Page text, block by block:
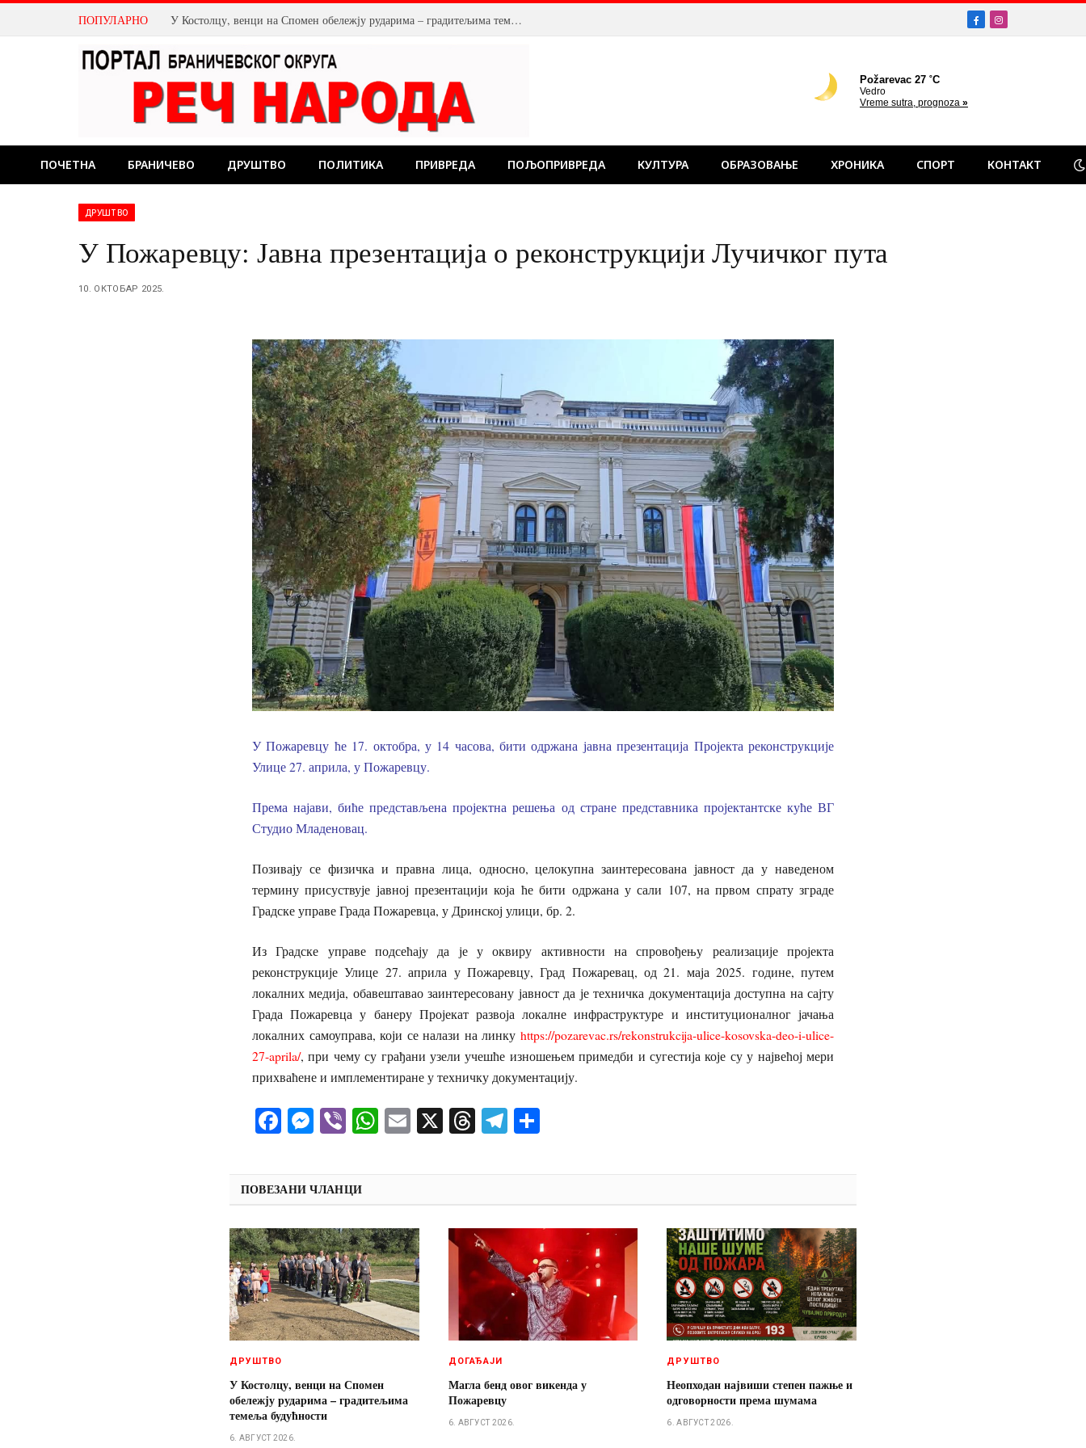
ПОПУЛАРНО У Костолцу, венци на Спомен обележју рударима – градитељима темеља будућности FacebookInstagram
ПОЧЕТНА БРАНИЧЕВО ДРУШТВО ПОЛИТИКА ПРИВРЕДА ПОЉОПРИВРЕДА КУЛТУРА ОБРАЗОВАЊЕ ХРОНИКА СПОРТ КОНТАКТ
ДРУШТВО
У Пожаревцу: Јавна презентација о реконструкцији Лучичког пута
10. ОКТОБАР 2025.
У Пожаревцу ће 17. октобра, у 14 часова, бити одржана јавна презентација Пројекта реконструкције
Улице 27. априла, у Пожаревцу.
Према најави, биће представљена пројектна решења од стране представника пројектантске куће ВГ
Студио Младеновац.
Позивају се физичка и правна лица, односно, целокупна заинтересована јавност да у наведеном
термину присуствује јавној презентацији која ће бити одржана у сали 107, на првом спрату зграде
Градске управе Града Пожаревца, у Дринској улици, бр. 2.
Из Градске управе подсећају да је у оквиру активности на спровођењу реализације пројекта
реконструкције Улице 27. априла у Пожаревцу, Град Пожаревац, од 21. маја 2025. године, путем
локалних медија, обавештавао заинтересовану јавност да је техничка документација доступна на сајту
Града Пожаревца у банеру Пројекат развоја локалне инфраструктуре и институционалног јачања
локалних самоуправа, који се налази на линку https://pozarevac.rs/rekonstrukcija-ulice-kosovska-deo-i-ulice-
27-aprila/, при чему су грађани узели учешће изношењем примедби и сугестија које су у највећој мери
прихваћене и имплементиране у техничку документацију.
Facebook
Messenger
ViberWhatsApp
Email
X ThreadsTelegram
ПОВЕЗАНИ ЧЛАНЦИ
ДРУШТВО
У Костолцу, венци на Спомен
обележју рударима – градитељима
темеља будућности
6. АВГУСТ 2026.
ДОГАЂАЈИ
Магла бенд овог викенда у
Пожаревцу
6. АВГУСТ 2026.
ДРУШТВО
Неопходан највиши степен пажње и
одговорности према шумама
6. АВГУСТ 2026.